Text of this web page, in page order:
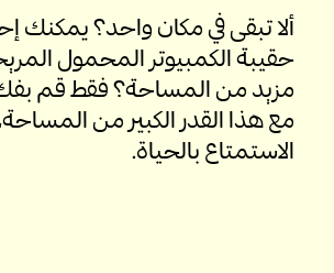
ألا تبقى في مكان واحد؟ يمكنك
حقيبة الكمبيوتر المحمول
مع هذا القدر الكبير من
الاستمتاع بالحياة.